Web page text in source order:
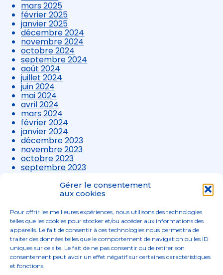
Gérer le consentement
aux cookies
Pour offrir les meilleures expériences, nous utilisons des technologies
telles que les cookies pour stocker et/ou accéder aux informations des
appareils. Le fait de consentir à ces technologies nous permettra de
traiter des données telles que le comportement de navigation ou les ID
uniques sur ce site. Le fait de ne pas consentir ou de retirer son
consentement peut avoir un effet négatif sur certaines caractéristiques
et fonctions.
mars 2025
février 2025
janvier 2025
décembre 2024
novembre 2024
octobre 2024
septembre 2024
août 2024
juillet 2024
juin 2024
mai 2024
avril 2024
mars 2024
février 2024
janvier 2024
décembre 2023
novembre 2023
octobre 2023
septembre 2023
août 2023
juillet 2023
avril 2023
mars 2023